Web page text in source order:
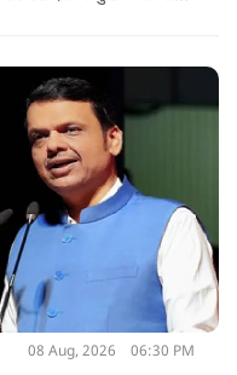
और सुरक्षा से खिलवाड़
08 Aug, 2026 06:30 PM